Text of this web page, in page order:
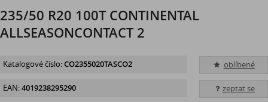
235/50 R20 100T CONTINENTAL
ALLSEASONCONTACT 2
oblíbené
zeptat se
Katalogové číslo:CO2355020TASCO2
EAN:4019238295290